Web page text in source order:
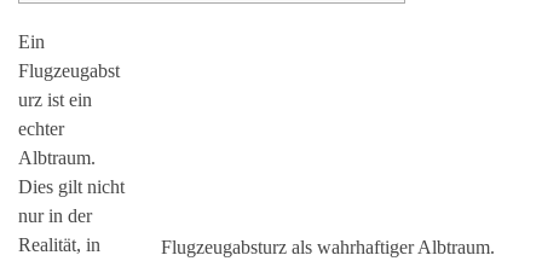
Flugzeugabsturz als wahrhaftiger Albtraum.
Ein
Flugzeugabst
urz ist ein
echter
Albtraum.
Dies gilt nicht
nur in der
Realität, in